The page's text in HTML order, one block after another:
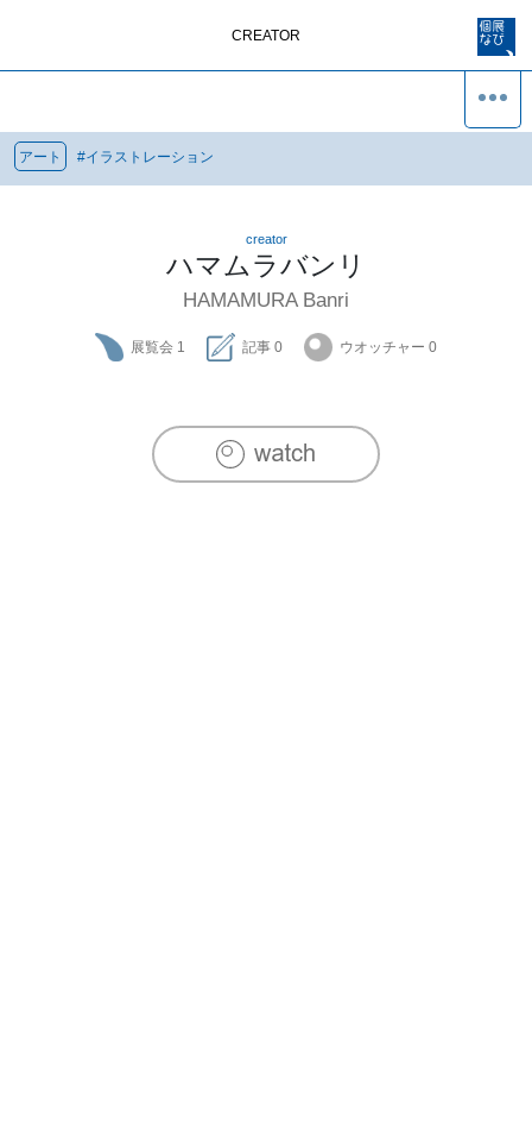
CREATOR
アート #イラストレーション
creator
ハマムラバンリ
HAMAMURA Banri
展覧会 1 記事 0 ウオッチャー 0